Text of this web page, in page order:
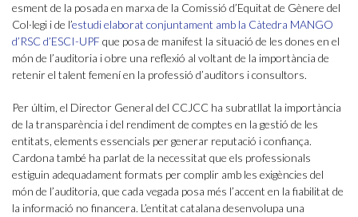
esment de la posada en marxa de la Comissió d’Equitat de Gènere del
Col·legi i de l’estudi elaborat conjuntament amb la Càtedra MANGO
d’RSC d’ESCI-UPF que posa de manifest la situació de les dones en el
món de l’auditoria i obre una reflexió al voltant de la importància de
retenir el talent femení en la professió d’auditors i consultors.
Per últim, el Director General del CCJCC ha subratllat la importància
de la transparència i del rendiment de comptes en la gestió de les
entitats, elements essencials per generar reputació i confiança.
Cardona també ha parlat de la necessitat que els professionals
estiguin adequadament formats per complir amb les exigències del
món de l’auditoria, que cada vegada posa més l’accent en la fiabilitat de
la informació no financera. L’entitat catalana desenvolupa una